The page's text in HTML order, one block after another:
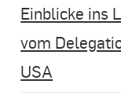
Einblicke ins
vom
USA